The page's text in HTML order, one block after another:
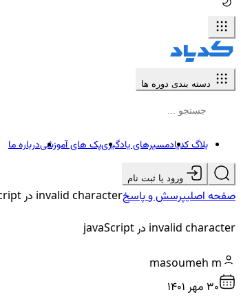
دسته بندی دوره ها
بلاگ کدیادمسیرهای یادگیریپک های آموزشیدرباره ما
ورود یا ثبت نام
صفحه اصلیپرسش و پاسخinvalid character در javaScript
invalid character در javaScript
masoumeh m
30 مهر ۱۴۰۱